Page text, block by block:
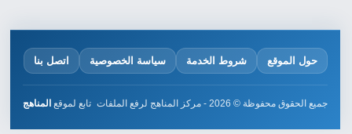
حول الموقع شروط الخدمة سياسة الخصوصية اتصل بنا
جميع الحقوق محفوظة © 2026 - مركز المناهج لرفع الملفات تابع لموقع المناهج